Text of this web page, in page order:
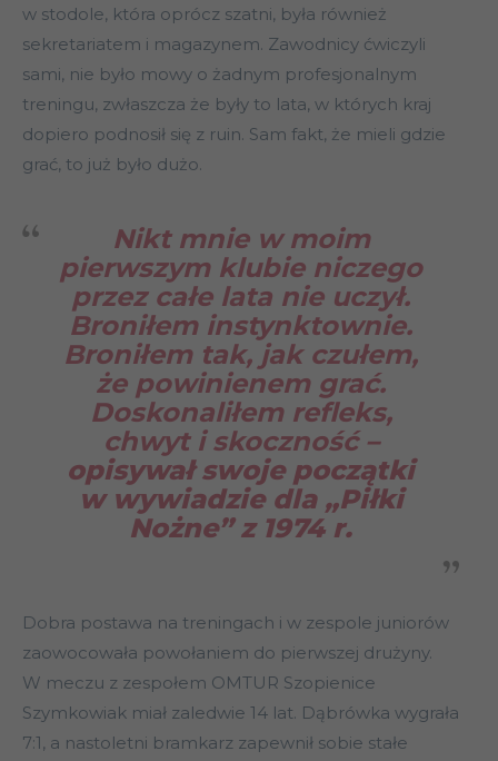
w stodole, która oprócz szatni, była również
sekretariatem i magazynem. Zawodnicy ćwiczyli
sami, nie było mowy o żadnym profesjonalnym
treningu, zwłaszcza że były to lata, w których kraj
dopiero podnosił się z ruin. Sam fakt, że mieli gdzie
grać, to już było dużo.
Nikt mnie w moim
pierwszym klubie niczego
przez całe lata nie uczył.
Broniłem instynktownie.
Broniłem tak, jak czułem,
że powinienem grać.
Doskonaliłem refleks,
chwyt i skoczność –
opisywał swoje początki
w wywiadzie dla „Piłki
Nożne” z 1974 r.
Dobra postawa na treningach i w zespole juniorów
zaowocowała powołaniem do pierwszej drużyny.
W meczu z zespołem OMTUR Szopienice
Szymkowiak miał zaledwie 14 lat. Dąbrówka wygrała
7:1, a nastoletni bramkarz zapewnił sobie stałe